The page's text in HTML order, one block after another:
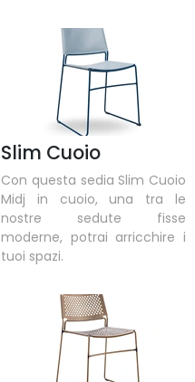
Slim Cuoio
Con questa sedia Slim Cuoio
Midj in cuoio, una tra le
nostre sedute fisse
moderne, potrai arricchire i
tuoi spazi.